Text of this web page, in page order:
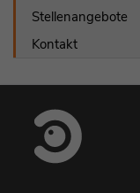
Stellenangebote
Kontakt